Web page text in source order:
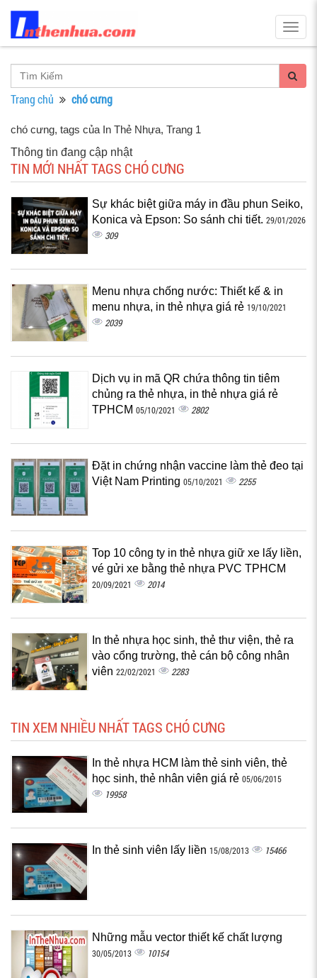
Trang chủ chó cưng
chó cưng, tags của In Thẻ Nhựa, Trang 1
Thông tin đang cập nhật
TIN MỚI NHẤT TAGS CHÓ CƯNG
Sự khác biệt giữa máy in đầu phun Seiko,
Konica và Epson: So sánh chi tiết. 29/01/2026
309
Menu nhựa chống nước: Thiết kế & in
menu nhựa, in thẻ nhựa giá rẻ 19/10/2021
2039
Dịch vụ in mã QR chứa thông tin tiêm
chủng ra thẻ nhựa, in thẻ nhựa giá rẻ
TPHCM 05/10/2021 2802
Đặt in chứng nhận vaccine làm thẻ đeo tại
Việt Nam Printing 05/10/2021 2255
Top 10 công ty in thẻ nhựa giữ xe lấy liền,
vé gửi xe bằng thẻ nhựa PVC TPHCM
20/09/2021 2014
In thẻ nhựa học sinh, thẻ thư viện, thẻ ra
vào cổng trường, thẻ cán bộ công nhân
viên 22/02/2021 2283
TIN XEM NHIỀU NHẤT TAGS CHÓ CƯNG
In thẻ nhựa HCM làm thẻ sinh viên, thẻ
học sinh, thẻ nhân viên giá rẻ 05/06/2015
19958
In thẻ sinh viên lấy liền 15/08/2013 15466
Những mẫu vector thiết kế chất lượng
30/05/2013 10154